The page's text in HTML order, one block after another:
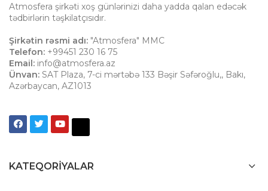
Atmosfera şirkəti xoş günlərinizi daha yadda qalan edəcək
tədbirlərin təşkilatçısıdır.
Şirkətin rəsmi adı: "Atmosfera" MMC
Telefon: +99451 230 16 75
Email: info@atmosfera.az
Ünvan: SAT Plaza, 7-ci mərtəbə 133 Bəşir Səfəroğlu,, Bakı,
Azərbaycan, AZ1013
KATEQORIYALAR